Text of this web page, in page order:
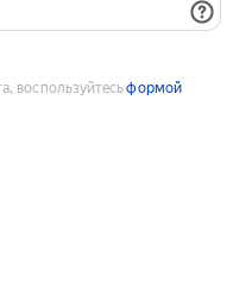
воспользуйтесьформой